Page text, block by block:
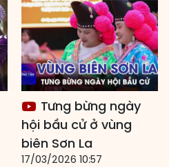
Tưng bừng ngày
hội bầu cử ở vùng
biên Sơn La
17/03/2026 10:57